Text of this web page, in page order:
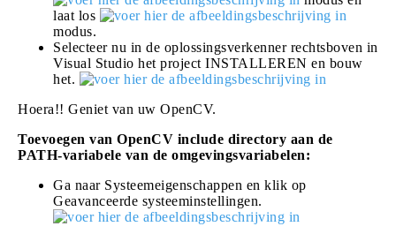
laat los
modus.
Selecteer nu in de oplossingsverkenner rechtsboven in
Visual Studio het project INSTALLEREN en bouw
het.
Hoera!! Geniet van uw OpenCV.
Toevoegen van OpenCV include directory aan de
PATH-variabele van de omgevingsvariabelen:
Ga naar Systeemeigenschappen en klik op
Geavanceerde systeeminstellingen.